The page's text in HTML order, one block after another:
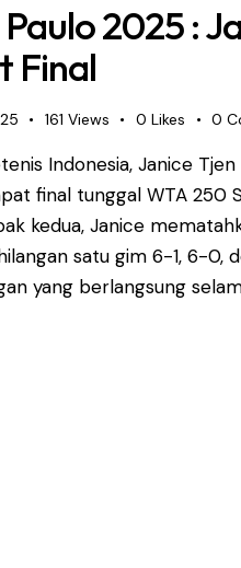
2025 :
Final
161 Views 0 Likes 0
Indonesia, Janice
final tunggal WTA 250
kedua, Janice
satu gim 6-1, 6-0,
yang berlangsung